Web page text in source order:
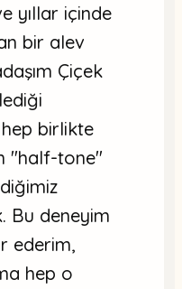
yıllar içinde
bir alev
Çiçek
birlikte
"half-tone"
Bu deneyim
ederim,
hep o